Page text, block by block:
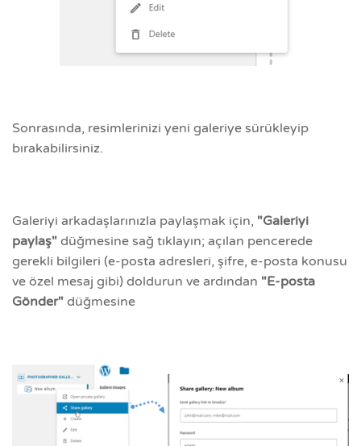
Sonrasında, resimlerinizi yeni galeriye sürükleyip
bırakabilirsiniz.
Galeriyi arkadaşlarınızla paylaşmak için, "Galeriyi
paylaş" düğmesine sağ tıklayın; açılan pencerede
gerekli bilgileri (e-posta adresleri, şifre, e-posta konusu
ve özel mesaj gibi) doldurun ve ardından "E-posta
Gönder" düğmesine